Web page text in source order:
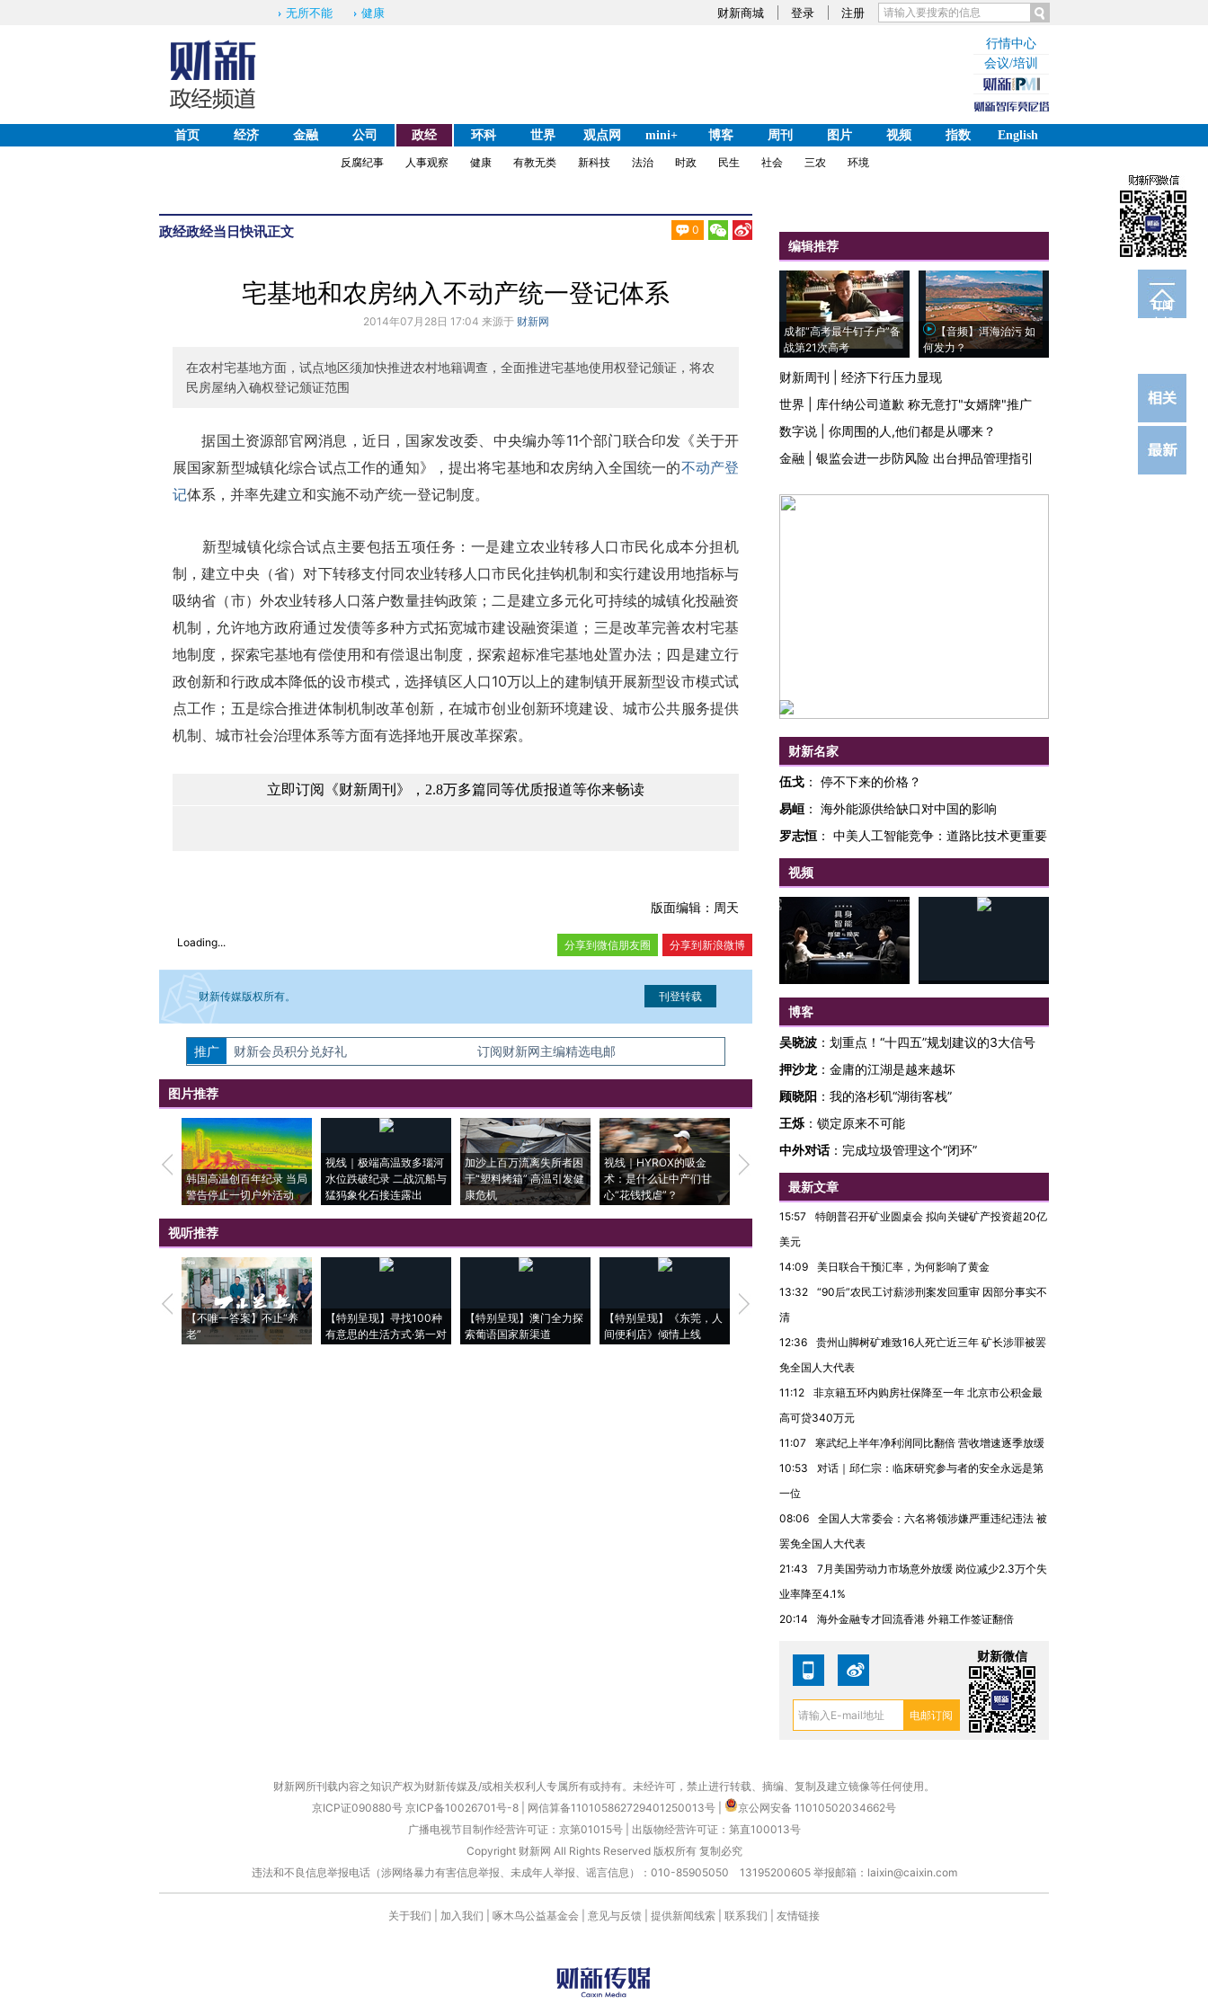
财新商城 登录 注册
无所不能 健康
行情中心
会议/培训
首页 经济 金融 公司 政经 环科 世界 观点网 mini+ 博客 周刊 图片 视频 指数
English
反腐纪事
人事观察 健康 有教无类 新科技 法治 时政 民生 社会 三农 环境
政经政经当日快讯正文 0
订阅
电邮
宅基地和农房纳入不动产统一登记体系
2014年07月28日 17:04 来源于 财新网
在农村宅基地方面，试点地区须加快推进农村地籍调查，全面推进宅基地使用权登记颁证，将农
民房屋纳入确权登记颁证范围
据国土资源部官网消息，近日，国家发改委、中央编办等11个部门联合印发《关于开
展国家新型城镇化综合试点工作的通知》，提出将宅基地和农房纳入全国统一的不动产登
记体系，并率先建立和实施不动产统一登记制度。
新型城镇化综合试点主要包括五项任务：一是建立农业转移人口市民化成本分担机
制，建立中央（省）对下转移支付同农业转移人口市民化挂钩机制和实行建设用地指标与
吸纳省（市）外农业转移人口落户数量挂钩政策；二是建立多元化可持续的城镇化投融资
机制，允许地方政府通过发债等多种方式拓宽城市建设融资渠道；三是改革完善农村宅基
地制度，探索宅基地有偿使用和有偿退出制度，探索超标准宅基地处置办法；四是建立行
政创新和行政成本降低的设市模式，选择镇区人口10万以上的建制镇开展新型设市模式试
点工作；五是综合推进体制机制改革创新，在城市创业创新环境建设、城市公共服务提供
机制、城市社会治理体系等方面有选择地开展改革探索。
立即订阅《财新周刊》，2.8万多篇同等优质报道等你来畅读
版面编辑：周天
Loading... 分享到新浪微博
分享到微信朋友圈
财新传媒版权所有。
如需刊登转载请点击右侧按钮，提交相关信息。经确认即可刊登转载。
推广 财新会员积分兑好礼 订阅财新网主编精选电邮
图片推荐
韩国高温创百年纪录 当局
警告停止一切户外活动
视线｜极端高温致多瑙河
水位跌破纪录 二战沉船与
猛犸象化石接连露出
加沙上百万流离失所者困
于“塑料烤箱” 高温引发健
康危机
视线｜HYROX的吸金
术：是什么让中产们甘
心“花钱找虐”？
马航飞行员跨国走私7万
粒摇头丸 尿检体内含3种
视听推荐
【不唯一答案】不止“养
老”
【特别呈现】寻找100种
有意思的生活方式·第一对
【特别呈现】澳门全力探
索葡语国家新渠道
【特别呈现】《东莞，人
间便利店》倾情上线
【推广】走进第四届链博
会，让数智科技“链”接产
有意思的生活方式·第三对
【商旅对话】华住集团
住三大增长引擎是什么？
编辑推荐
成都“高考最牛钉子户”备
战第21次高考
【音频】洱海治污 如
何发力？
财新周刊
经济下行压力显现
世界
库什纳公司道歉 称无意打"女婿牌"推广
数字说
你周围的人,他们都是从哪来？
金融
银监会进一步防风险 出台押品管理指引
财新名家
伍戈 ： 停不下来的价格？
易峘 ： 海外能源供给缺口对中国的影响
罗志恒 ： 中美人工智能竞争：道路比技术更重要
视频
博客
吴晓波 ： 划重点！“十四五”规划建议的3大信号
押沙龙 ： 金庸的江湖是越来越坏
顾晓阳 ： 我的洛杉矶“湖街客栈”
王烁 ： 锁定原来不可能
中外对话： 完成垃圾管理这个“闭环”
最新文章
15:57
特朗普召开矿业圆桌会 拟向关键矿产投资超20亿
美元
14:09
美日联合干预汇率，为何影响了黄金
13:32
“90后”农民工讨薪涉刑案发回重审 因部分事实不
清
12:36
贵州山脚树矿难致16人死亡近三年 矿长涉罪被罢
免全国人大代表
11:12
非京籍五环内购房社保降至一年 北京市公积金最
高可贷340万元
11:07
寒武纪上半年净利润同比翻倍 营收增速逐季放缓
10:53
对话｜邱仁宗：临床研究参与者的安全永远是第
一位
08:06
全国人大常委会：六名将领涉嫌严重违纪违法 被
罢免全国人大代表
21:43
7月美国劳动力市场意外放缓 岗位减少2.3万个失
业率降至4.1%
20:14
海外金融专才回流香港 外籍工作签证翻倍
财新微信
财新网所刊载内容之知识产权为财新传媒及/或相关权利人专属所有或持有。未经许可，禁止进行转载、摘编、复制及建立镜像等任何使用。
京ICP证090880号 京ICP备10026701号-8 网信算备110105862729401250013号
京公网安备 11010502034662号
广播电视节目制作经营许可证：京第01015号| 出版物经营许可证：第直100013号
Copyright 财新网 All Rights Reserved 版权所有 复制必究
违法和不良信息举报电话（涉网络暴力有害信息举报、未成年人举报、谣言信息）：010-85905050 13195200605 举报邮箱：laixin@caixin.com
关于我们 加入我们 啄木鸟公益基金会 意见与反馈 提供新闻线索 联系我们 友情链接